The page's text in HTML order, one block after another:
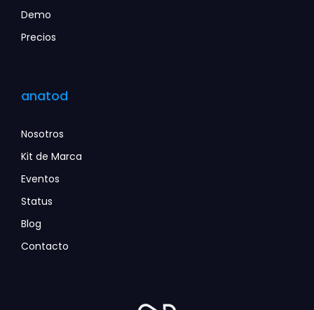
anatod
Nosotros
Kit de Marca
Eventos
Status
Blog
Contacto
Demo
Precios